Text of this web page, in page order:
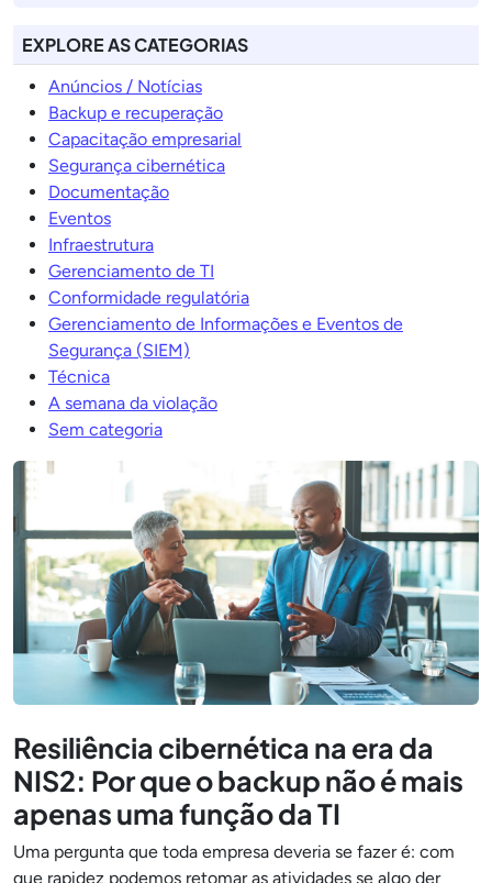
EXPLORE AS CATEGORIAS
Anúncios / Notícias
Backup e recuperação
Capacitação empresarial
Segurança cibernética
Documentação
Eventos
Infraestrutura
Gerenciamento de TI
Conformidade regulatória
Gerenciamento de Informações e Eventos de
Segurança (SIEM)
Técnica
A semana da violação
Sem categoria
Resiliência cibernética na era da
NIS2: Por que o backup não é mais
apenas uma função da TI
Uma pergunta que toda empresa deveria se fazer é: com
que rapidez podemos retomar as atividades se algo der